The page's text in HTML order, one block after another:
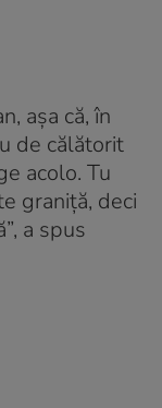
așa că, în
de călătorit
acolo. Tu
graniță, deci
a spus